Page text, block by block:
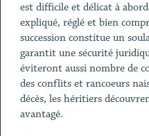
est difficile et délicat à
expliqué, réglé et bien
succession constitue un
garantit une sécurité
éviteront aussi nombre de
des conflits et rancoeurs
décès, les héritiers
avantagé.